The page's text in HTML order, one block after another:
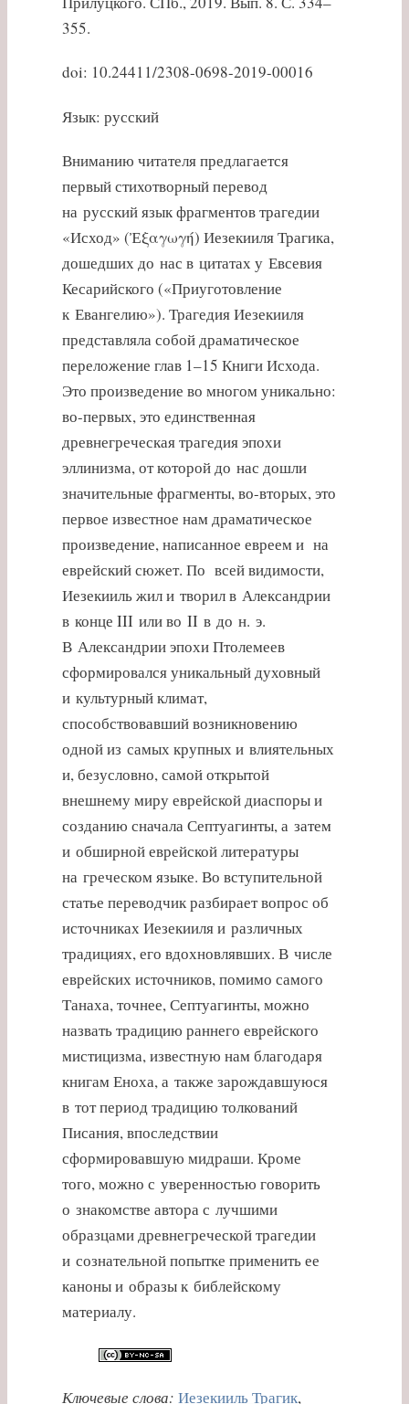
355.
doi: 10.24411/2308-0698-2019-00016
Язык: русский
Вниманию читателя предлагается
первый стихотворный перевод
на русский язык фрагментов трагедии
«Исход» (Ἐξαγωγή) Иезекииля Трагика,
дошедших до нас в цитатах у Евсевия
Кесарийского («Приуготовление
к Евангелию»). Трагедия Иезекииля
представляла собой драматическое
переложение глав 1–15 Книги Исхода.
Это произведение во многом уникально:
во-первых, это единственная
древнегреческая трагедия эпохи
эллинизма, от которой до нас дошли
значительные фрагменты, во-вторых, это
первое известное нам драматическое
произведение, написанное евреем и на
еврейский сюжет. По всей видимости,
Иезекииль жил и творил в Александрии
в конце III или во II в до н. э.
В Александрии эпохи Птолемеев
сформировался уникальный духовный
и культурный климат,
способствовавший возникновению
одной из самых крупных и влиятельных
и, безусловно, самой открытой
внешнему миру еврейской диаспоры и
созданию сначала Септуагинты, а затем
и обширной еврейской литературы
на греческом языке. Во вступительной
статье переводчик разбирает вопрос об
источниках Иезекииля и различных
традициях, его вдохновлявших. В числе
еврейских источников, помимо самого
Танаха, точнее, Септуагинты, можно
назвать традицию раннего еврейского
мистицизма, известную нам благодаря
книгам Еноха, а также зарождавшуюся
в тот период традицию толкований
Писания, впоследствии
сформировавшую мидраши. Кроме
того, можно с уверенностью говорить
о знакомстве автора с лучшими
образцами древнегреческой трагедии
и сознательной попытке применить ее
каноны и образы к библейскому
материалу.
Ключевые слова: Иезекииль Трагик,